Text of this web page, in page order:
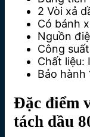
2 Vòi xả
Có bánh
Nguồn
Công
Chất liệu:
Bảo hành
Đặc điểm
tách dầu